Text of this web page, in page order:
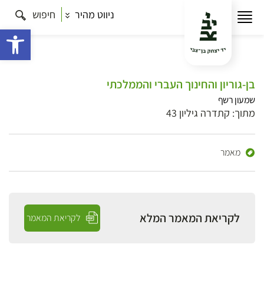
ניווט מהיר חיפוש
בן-גוריון והחינוך העברי והממלכתי
שמעון רשף
מתוך: קתדרה גיליון 43
מאמר
לקריאת המאמר המלא לקריאת המאמר